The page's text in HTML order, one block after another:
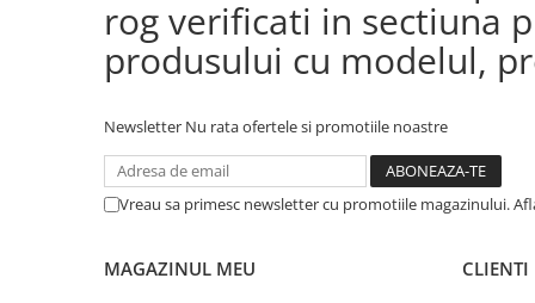
rog verificati in sectiuna
produsului cu modelul,
Newsletter Nu rata ofertele si promotiile noastre
Vreau sa primesc newsletter cu promotiile magazinului.
MAGAZINUL MEU CLIENTI